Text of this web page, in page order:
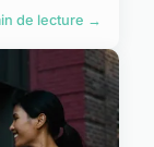
de lecture →